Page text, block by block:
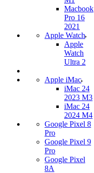
Macbook
Pro 16
2021
Apple Watch
Apple
Watch
Ultra 2
Apple iMac
iMac 24
2023 M3
iMac 24
2024 M4
Google Pixel 8
Pro
Google Pixel 9
Pro
Google Pixel
8A